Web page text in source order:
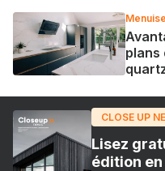
plans
CLOSE UP
Lisez
édition